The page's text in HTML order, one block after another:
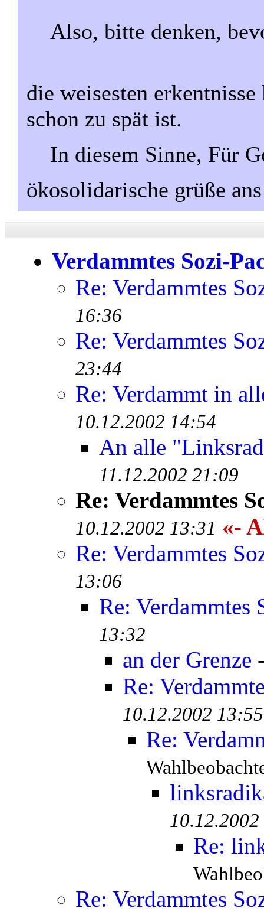
Also, bitte denken,
die weisesten
schon zu spät ist.
In diesem Sinne, Für
ökosolidarische grüße
Verdammtes Sozi-
Re: Verdammtes
16:36
Re: Verdammtes
23:44
Re: Verdammt in
10.12.2002 14:54
An alle
11.12.2002 21:09
Re: Verdammtes
10.12.2002 13:31 «-
Re: Verdammtes
13:06
Re: Verdammtes
13:32
an der Grenze
Re:
10.12.2002 13:55
Re:
Re:
Re: Verdammtes